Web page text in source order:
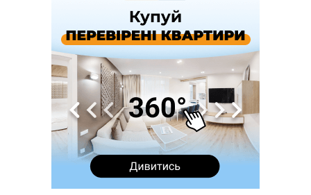
Загальна площа всіх книгарень України - трохи більше ніж 6
футбольних полів
На "зебрі" у Франківську два мотоциклісти збили жінку
Прикарпаття серед лідерів за будівництвом новобудов і
рекордсмен за зростанням цін на житло
Де безпечно купатися на Прикарпатті?
У Франківську дружина загиблого воїна створила
організацію «КОД 7'Я», аби підтримувати військових та їхні
У Коломиї на одній з вулиць встановлять комплекс
автоматичної фіксації швидкості